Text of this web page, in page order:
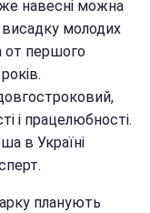
навесні можна
молодих
от першого
і працелюбності.
в Україні
планують